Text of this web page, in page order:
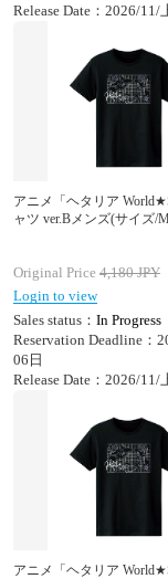
Release Date：2026/11/
アニメ「ヘタリア
ャツ ver.Bメンズ(サイズ/
Original Price 4,180JPY
Login to view
Sales status： In Progress
Reservation Deadline：
06日
Release Date：2026/11/
アニメ「ヘタリア